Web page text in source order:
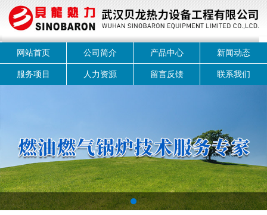
网站首页 公司简介 产品中心 新闻动态
服务项目 人力资源 留言反馈 联系我们
1